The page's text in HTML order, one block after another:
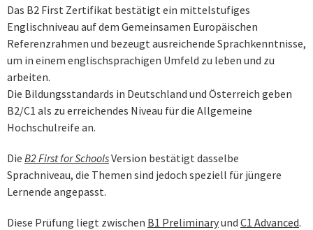
Das B2 First Zertifikat bestätigt ein mittelstufiges
Englischniveau auf dem Gemeinsamen Europäischen
Referenzrahmen und bezeugt ausreichende Sprachkenntnisse,
um in einem englischsprachigen Umfeld zu leben und zu
arbeiten.
Die Bildungsstandards in Deutschland und Österreich geben
B2/C1 als zu erreichendes Niveau für die Allgemeine
Hochschulreife an.
Die B2 First for SchoolsVersion bestätigt dasselbe
Sprachniveau, die Themen sind jedoch speziell für jüngere
Lernende angepasst.
Diese Prüfung liegt zwischen B1 Preliminaryund C1 Advanced.